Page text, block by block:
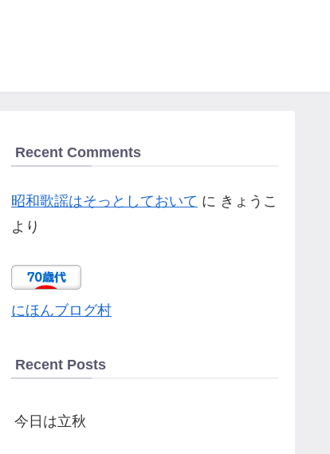
Recent Comments
昭和歌謡はそっとしておいて に きょうこ
より
にほんブログ村
Recent Posts
今日は立秋